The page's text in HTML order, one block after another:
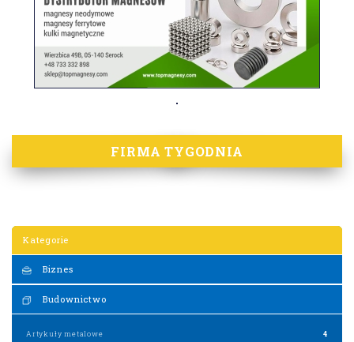
FIRMA TYGODNIA
Kategorie
Biznes
Budownictwo
Artykuły metalowe 4